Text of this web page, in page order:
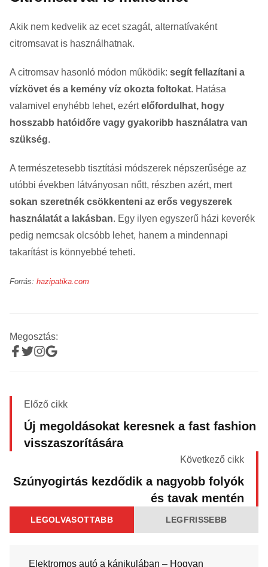
Akik nem kedvelik az ecet szagát, alternatívaként
citromsavat is használhatnak.
A citromsav hasonló módon működik: segít fellazítani a
vízkövet és a kemény víz okozta foltokat. Hatása
valamivel enyhébb lehet, ezértelőfordulhat, hogy
hosszabb hatóidőre vagy gyakoribb használatra van
szükség.
A természetesebb tisztítási módszerek népszerűsége az
utóbbi években látványosan nőtt, részben azért, mert
sokan szeretnék csökkenteni az erős vegyszerek
használatát a lakásban. Egy ilyen egyszerű házi keverék
pedig nemcsak olcsóbb lehet, hanem a mindennapi
takarítást is könnyebbé teheti.
Forrás: hazipatika.com
Megosztás:
Előző cikk
Új megoldásokat keresnek a fast fashion
visszaszorítására
Következő cikk
Szúnyogirtás kezdődik a nagyobb folyók
és tavak mentén
LEGOLVASOTTABB LEGFRISSEBB
Elektromos autó a kánikulában – Hogyan